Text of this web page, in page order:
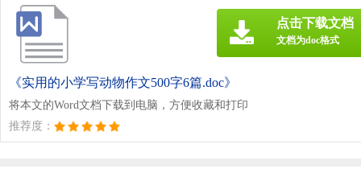
《实用的小学写动物作文500字6篇.doc》
将本文的Word文档下载到电脑，方便收藏和打印
推荐度：
点击下载文档
文档为doc格式